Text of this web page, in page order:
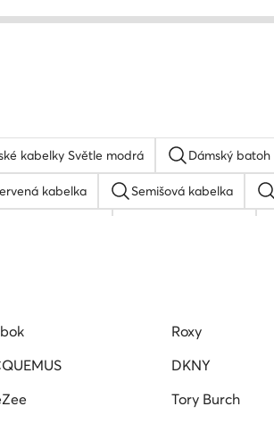
kabelky Světle modrá Dámský batoh
kabelka Semišová kabelka
Roxy
DKNY
Tory Burch